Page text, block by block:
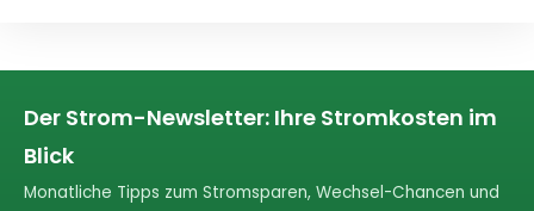
Der Strom-Newsletter: Ihre Stromkosten im
Blick
Monatliche Tipps zum Stromsparen, Wechsel-Chancen und